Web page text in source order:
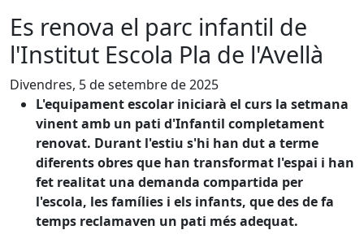
Es renova el parc infantil de
l'Institut Escola Pla de l'Avellà
Divendres, 5 de setembre de 2025
L'equipament escolar iniciarà el curs la setmana
vinent amb un pati d'Infantil completament
renovat. Durant l'estiu s'hi han dut a terme
diferents obres que han transformat l'espai i han
fet realitat una demanda compartida per
l'escola, les famílies i els infants, que des de fa
temps reclamaven un pati més adequat.